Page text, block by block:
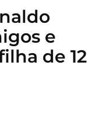
e
de 12